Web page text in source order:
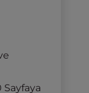
Sayfaya